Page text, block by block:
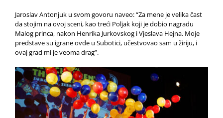
Jaroslav Antonjuk u svom govoru naveo: “Za mene je velika čast
da stojim na ovoj sceni, kao treći Poljak koji je dobio nagradu
Malog princa, nakon Henrika Jurkovskog i Vjeslava Hejna. Moje
predstave su igrane ovde u Subotici, učestvovao sam u žiriju, i
ovaj grad mi je veoma drag”.